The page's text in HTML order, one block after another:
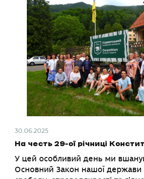
30.06.2025
На честь 29-ої річниці
У цей особливий день ми
Основний Закон нашої